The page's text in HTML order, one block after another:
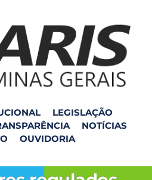
LEGISLAÇÃO
NOTÍCIAS
OUVIDORIA
ACERTAR –